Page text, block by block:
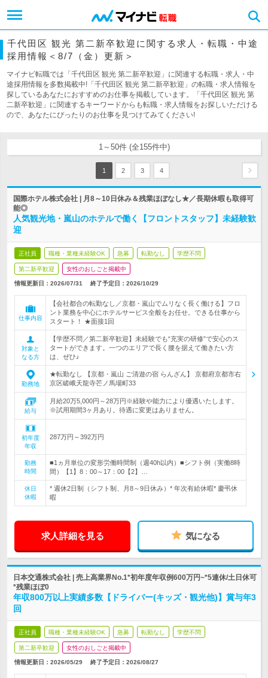
千代田区 観光 第二新卒歓迎に関する求人・転職・中途
採用情報＜8/7（金）更新＞
マイナビ転職では「千代田区 観光 第二新卒歓迎」に関連する転職・求人・中
途採用情報を多数掲載中!「千代田区 観光 第二新卒歓迎」の転職・求人情報を
探しているあなたにおすすめのお仕事を掲載しています。「千代田区 観光 第
二新卒歓迎」に関連するキーワードからも転職・求人情報をお探しいただける
ので、あなたにぴったりのお仕事を見つけてみてください!
1～50件 (全155件中)
1 2 3 4
国際ホテル株式会社 | 月8～10日休み＆残業ほぼなし★／長期休暇も取得可
能◎
人気観光地・嵐山のホテルで働く【フロントスタッフ】未経験歓
迎
正社員 職種・業種未経験OK 急募 転勤なし 学歴不問
第二新卒歓迎 女性のおしごと掲載中
情報更新日：2026/07/31 終了予定日： 2026/10/29
仕事内容
【会社都合の転勤なし／京都・嵐山でムリなく長く働ける】フロ
ント業務を中心にホテルサービス全般をお任せ。できる仕事から
スタート！ ★面接1回
対象と
なる方
【学歴不問／第二新卒歓迎】未経験でも“充実の研修”で安心のス
タートができます。一つのエリアで長く腰を据えて働きたい方
は、ぜひ♪
勤務地
★転勤なし 【京都・嵐山 ご清遊の宿 らんざん】 京都府京都市右
京区嵯峨天龍寺芒ノ馬場町33
給与
月給20万5,000円～28万円※経験や能力により優遇いたします。
※試用期間3ヶ月あり。待遇に変更はありません。
初年度
年収
287万円～392万円
勤務
時間
■1ヵ月単位の変形労働時間制（週40h以内）■シフト例（実働8時
間）【1】8：00～17：00【2】…
休日
休暇
* 週休2日制（シフト制、月8～9日休み）* 年次有給休暇* 慶弔休
暇
求人詳細を見る 気になる
日本交通株式会社 | 売上高業界No.1*初年度年収例600万円~*5連休/土日休可
*残業ほぼ0
年収800万以上実績多数【ドライバー(キッズ・観光他)】賞与年3
回
正社員 職種・業種未経験OK 急募 転勤なし 学歴不問
第二新卒歓迎 女性のおしごと掲載中
情報更新日：2026/05/29 終了予定日： 2026/08/27